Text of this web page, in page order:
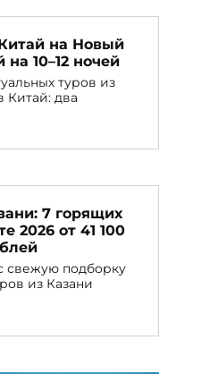
на Новый
на 10–12 ночей
туров из
Китай: два
7 горящих
2026 от 41 100
свежую подборку
из Казани